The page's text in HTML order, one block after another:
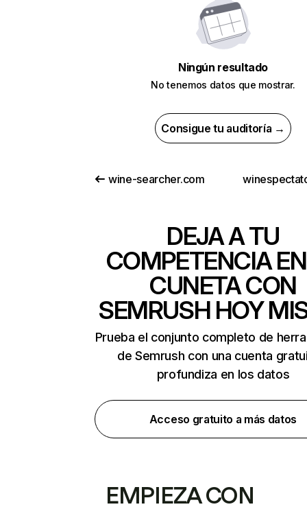
Ningún resultado
No tenemos datos que mostrar.
Consigue tu auditoría →
wine-searcher.com
DEJA A TU
COMPETENCIA
CUNETA CON
SEMRUSH HOY
Prueba el conjunto completo de
de Semrush con una cuenta
profundiza en los datos
Acceso gratuito a más datos
EMPIEZA CON